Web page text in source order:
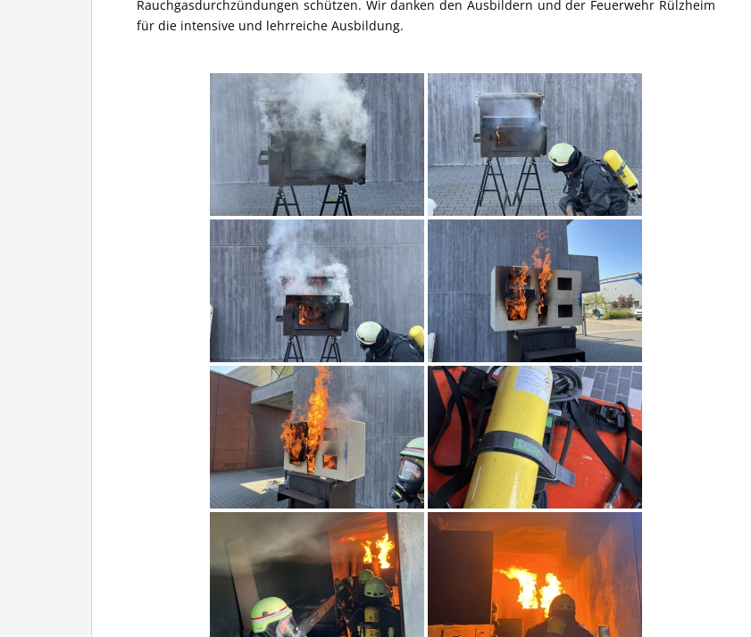
Rauchgasdurchzündungen schützen. Wir danken den Ausbildern und der Feuerwehr Rülzheim
für die intensive und lehrreiche Ausbildung.